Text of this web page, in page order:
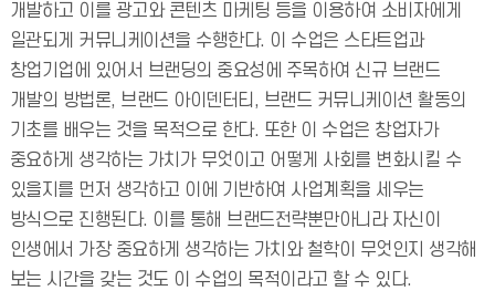
개발하고 이를 광고와 콘텐츠 마케팅 등을 이용하여 소비자에게
일관되게 커뮤니케이션을 수행한다. 이 수업은 스타트업과
창업기업에 있어서 브랜딩의 중요성에 주목하여 신규 브랜드
개발의 방법론, 브랜드 아이덴터티, 브랜드 커뮤니케이션 활동의
기초를 배우는 것을 목적으로 한다. 또한 이 수업은 창업자가
중요하게 생각하는 가치가 무엇이고 어떻게 사회를 변화시킬 수
있을지를 먼저 생각하고 이에 기반하여 사업계획을 세우는
방식으로 진행된다. 이를 통해 브랜드전략뿐만아니라 자신이
인생에서 가장 중요하게 생각하는 가치와 철학이 무엇인지 생각해
보는 시간을 갖는 것도 이 수업의 목적이라고 할 수 있다.